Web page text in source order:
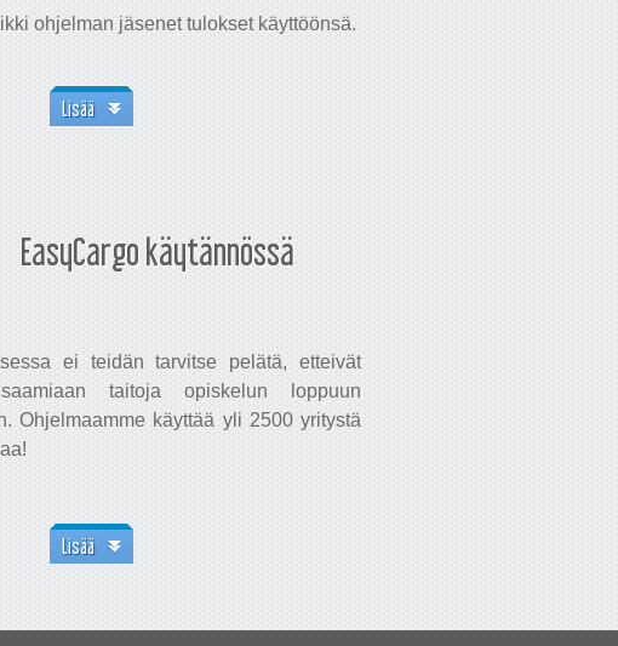
ohjelman jäsenet tulokset käyttöönsä.
Lisää
EasyCargo käytännössä
ei teidän tarvitse pelätä, etteivät
taitoja opiskelun loppuun
Ohjelmaamme käyttää yli 2500 yritystä
Lisää